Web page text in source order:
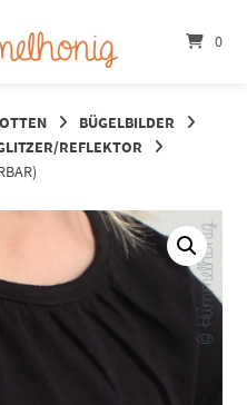
0
BÜGELBILDER
REFLEKTOR